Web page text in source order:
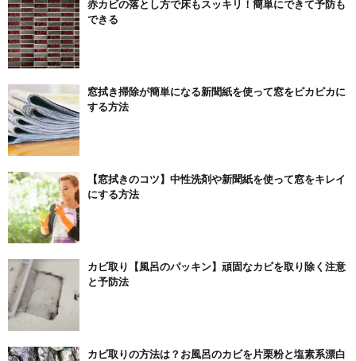
赤カビの落とし方で床もスッキリ！簡単にできて予防も
できる
窓拭き掃除が簡単になる新聞紙を使って窓をピカピカに
する方法
【窓拭きのコツ】中性洗剤や新聞紙を使って窓をキレイ
にする方法
カビ取り【風呂のパッキン】頑固なカビを取り除く注意
と予防法
カビ取りの方法は？お風呂のカビを片栗粉と塩素系漂白